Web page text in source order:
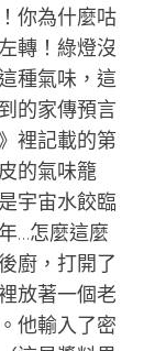
你為什麼咕
轉！綠燈沒
種氣味，這
的家傳預言
裡記載的第
的氣味籠
宇宙水餃臨
…怎麼這麼
廚，打開了
放著一個老
他輸入了密